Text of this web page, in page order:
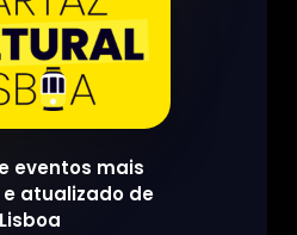
eventos mais
atualizado de
Lisboa